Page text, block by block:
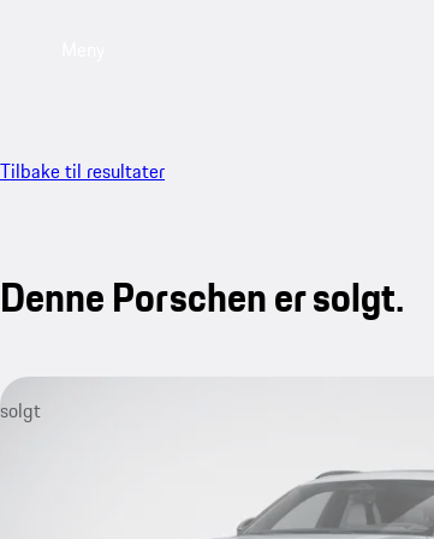
Tilbake til resultater
Denne Porschen er solgt.
solgt